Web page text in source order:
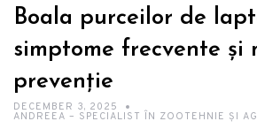
Boala purceilor de
simptome frecvente și
prevenție
DECEMBER 3, 2025
ANDREEA – SPECIALIST ÎN ZOOTEHNIE ȘI